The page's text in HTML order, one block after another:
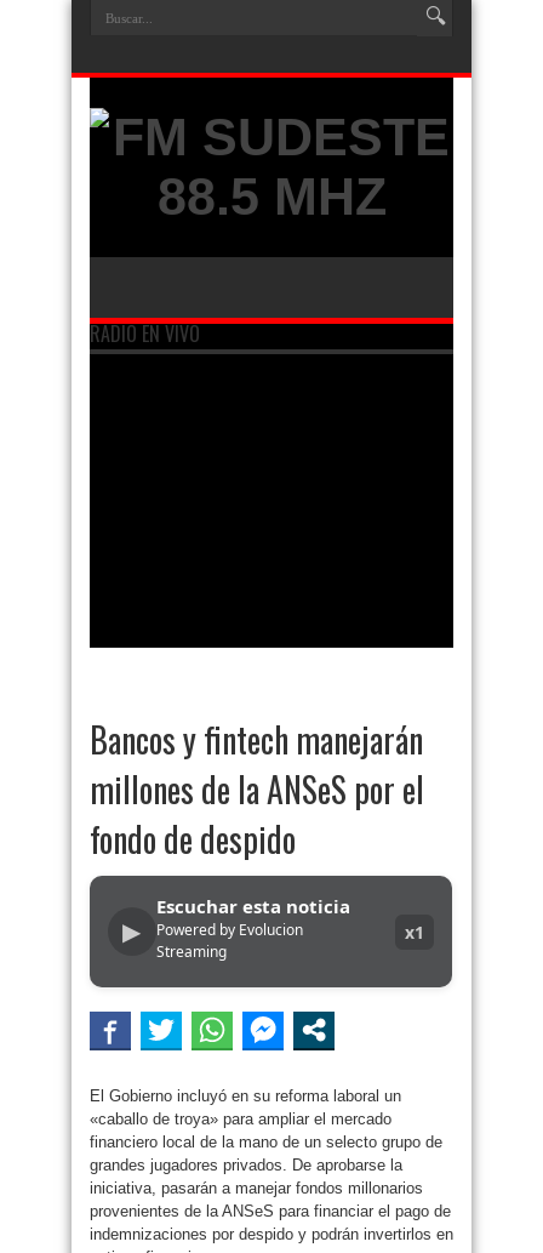
RADIO EN VIVO
Bancos y fintech manejarán
millones de la ANSeS por el
fondo de despido
▶
Escuchar esta noticia
Powered by Evolucion
Streaming
x1
El Gobierno incluyó en su reforma laboral un
«caballo de troya» para ampliar el mercado
financiero local de la mano de un selecto grupo de
grandes jugadores privados. De aprobarse la
iniciativa, pasarán a manejar fondos millonarios
provenientes de la ANSeS para financiar el pago de
indemnizaciones por despido y podrán invertirlos en